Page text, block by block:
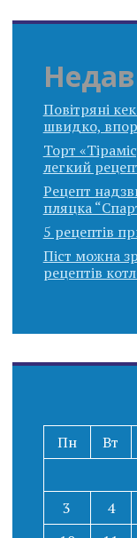
Повітряні
швидко,
Торт
легкий
Рецепт
пляцка
5 рецептів
Піст можна
рецептів
Пн
Вт
3
4